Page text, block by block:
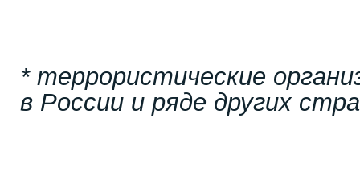
* террористические
в России и ряде других